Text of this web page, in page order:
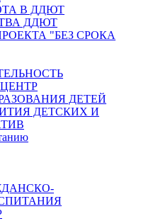
В ДДЮТ
ДДЮТ
"БЕЗ СРОКА
ДЕТЕЙ
ДЕТСКИХ И